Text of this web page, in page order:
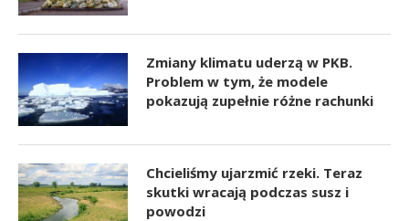
Zmiany klimatu uderzą w PKB.
Problem w tym, że modele
pokazują zupełnie różne rachunki
Chcieliśmy ujarzmić rzeki. Teraz
skutki wracają podczas susz i
powodzi